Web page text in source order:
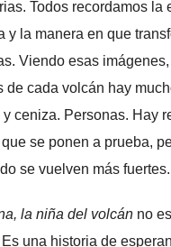
Todos recordamos la
y la manera en que
Viendo esas
de cada volcán hay
y ceniza. Personas. Hay
que se ponen a prueba,
se vuelven más fuertes.
la niña del volcán no
una historia de